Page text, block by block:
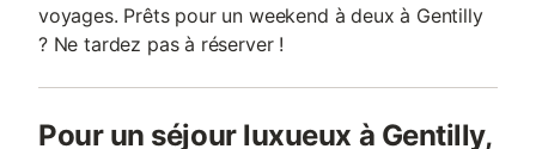
voyages. Prêts pour un weekend à deux à Gentilly
? Ne tardez pas à réserver !
Pour un séjour luxueux à Gentilly,